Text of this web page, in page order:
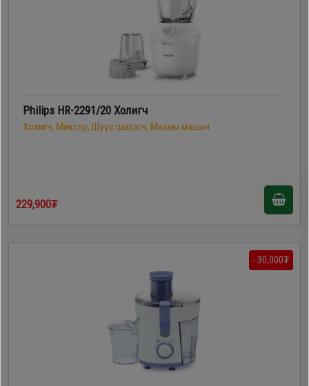
Philips HR-2291/20 Холигч
Холигч, Миксер, Шүүс шахагч, Махны машин
229,900₮
- 30,000₮